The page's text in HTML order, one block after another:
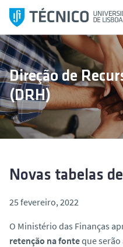
l
t
a
r
p
a
a
Direção de
(DRH)
Novas tabelas
25 fevereiro, 2022
O Ministério das Finanças
retenção na fonteque